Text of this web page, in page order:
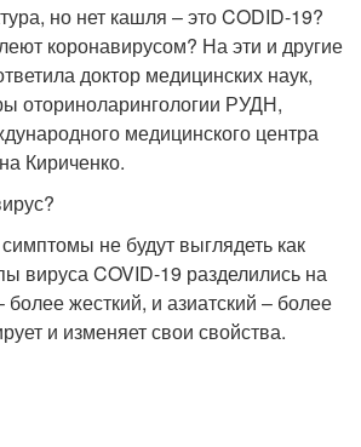
но нет кашля – это CODID-19?
коронавирусом? На эти и другие
доктор медицинских наук,
оториноларингологии РУДН,
медицинского центра
Кириченко.
не будут выглядеть как
вируса COVID-19 разделились на
жесткий, и азиатский – более
и изменяет свои свойства.